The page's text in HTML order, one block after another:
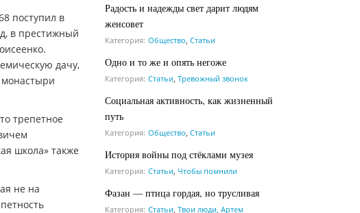
поступил в
в престижный
дачу,
трепетное
школа» также
не на
Радость и надежды свет дарит людям
женсовет
Категория: Общество Статьи
Одно и то же и опять негоже
Категория: Статьи Тревожный звонок
Социальная активность, как жизненный
путь
Категория: Общество Статьи
История войны под стёклами музея
Категория: Статьи Чтобы помнили
Фазан — птица гордая, но трусливая
Категория: Статьи Твои люди, Артем